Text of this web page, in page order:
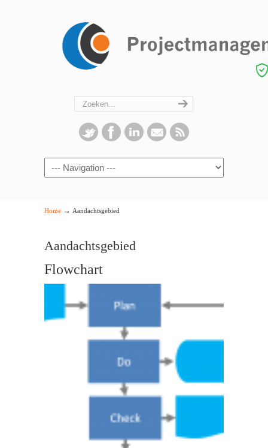
Navigation
Home → Aandachtsgebied
Aandachtsgebied
Flowchart